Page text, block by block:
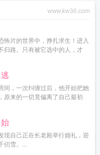
www.kw36.com
怖片的世界中，挣扎求生！进入
归路。只有被它选中的人，才
间，一次纠缠过后，他开始把她
原来的一切竟偏离了自己最初
现自己正在长老殿举行婚礼，迎
仞雪。...